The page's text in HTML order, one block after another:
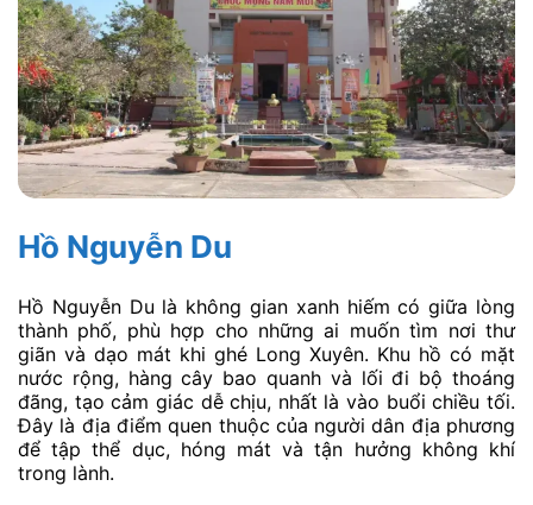
Hồ Nguyễn Du
Hồ Nguyễn Du là không gian xanh hiếm có giữa lòng
thành phố, phù hợp cho những ai muốn tìm nơi thư
giãn và dạo mát khi ghé Long Xuyên. Khu hồ có mặt
nước rộng, hàng cây bao quanh và lối đi bộ thoáng
đãng, tạo cảm giác dễ chịu, nhất là vào buổi chiều tối.
Đây là địa điểm quen thuộc của người dân địa phương
để tập thể dục, hóng mát và tận hưởng không khí
trong lành.